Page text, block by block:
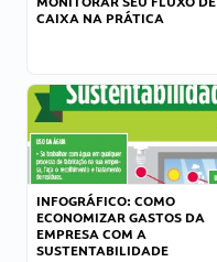
CAIXA NA PRÁTICA
INFOGRÁFICO: COMO
ECONOMIZAR GASTOS DA
EMPRESA COM A
SUSTENTABILIDADE